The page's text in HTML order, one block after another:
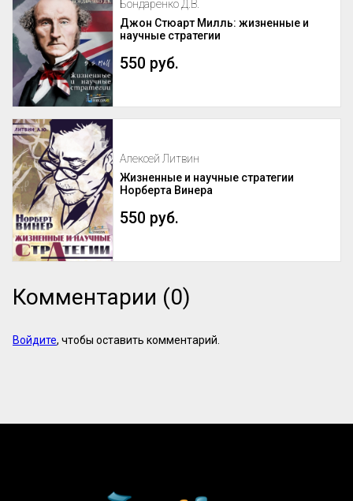
Бондаренко Д.В.
Джон Стюарт Милль: жизненные и
научные стратегии
550 руб.
Алексей Литвин
Жизненные и научные стратегии
Норберта Винера
550 руб.
Комментарии (0)
Войдите, чтобы оставить комментарий.